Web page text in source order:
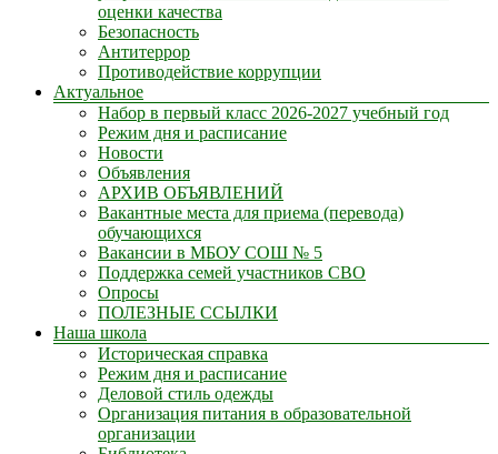
оценки качества
Безопасность
Антитеррор
Противодействие коррупции
Актуальное
Набор в первый класс 2026-2027 учебный год
Режим дня и расписание
Новости
Объявления
АРХИВ ОБЪЯВЛЕНИЙ
Вакантные места для приема (перевода)
обучающихся
Вакансии в МБОУ СОШ № 5
Поддержка семей участников СВО
Опросы
ПОЛЕЗНЫЕ ССЫЛКИ
Наша школа
Историческая справка
Режим дня и расписание
Деловой стиль одежды
Организация питания в образовательной
организации